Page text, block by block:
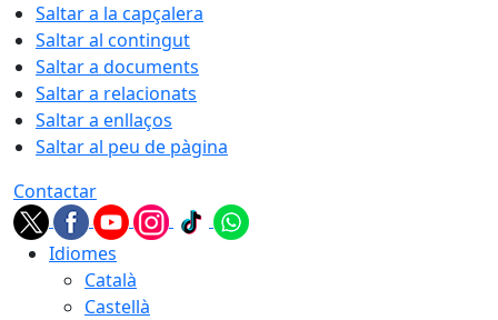
Saltar a la capçalera
Saltar al contingut
Saltar a documents
Saltar a relacionats
Saltar a enllaços
Saltar al peu de pàgina
Contactar
Idiomes
Català
Castellà